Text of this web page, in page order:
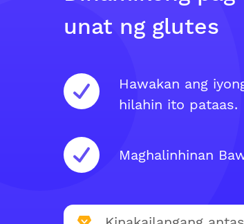
unat ng glutes
Hawakan ang
hilahin ito pataas.
Maghalinhinan